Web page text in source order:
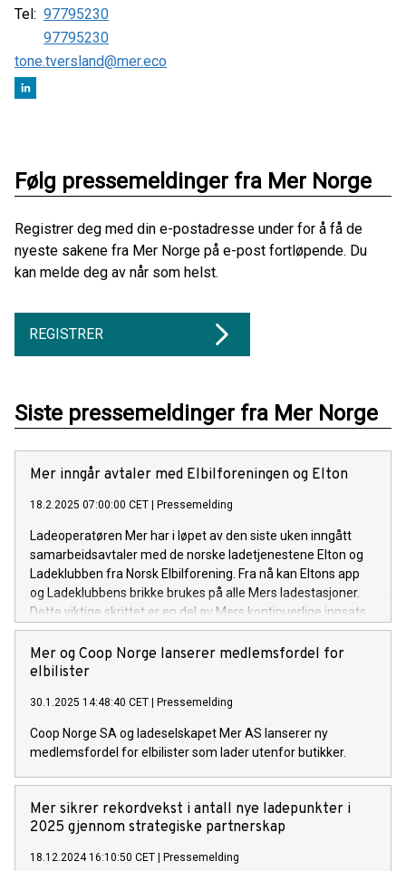
Tel: 97795230
97795230
tone.tversland@mer.eco
Følg pressemeldinger fra Mer Norge
Registrer deg med din e-postadresse under for å få de
nyeste sakene fra Mer Norge på e-post fortløpende. Du
kan melde deg av når som helst.
REGISTRER
Siste pressemeldinger fra Mer Norge
Mer inngår avtaler med Elbilforeningen og Elton
18.2.2025 07:00:00 CET | Pressemelding
Ladeoperatøren Mer har i løpet av den siste uken inngått
samarbeidsavtaler med de norske ladetjenestene Elton og
Ladeklubben fra Norsk Elbilforening. Fra nå kan Eltons app
og Ladeklubbens brikke brukes på alle Mers ladestasjoner.
Dette viktige skrittet er en del av Mers kontinuerlige innsats
for å forbedre ladeopplevelsen og tilpasse seg et endret
lademønster blant elbilister.
Mer og Coop Norge lanserer medlemsfordel for
elbilister
30.1.2025 14:48:40 CET | Pressemelding
Coop Norge SA og ladeselskapet Mer AS lanserer ny
medlemsfordel for elbilister som lader utenfor butikker.
Mer sikrer rekordvekst i antall nye ladepunkter i
2025 gjennom strategiske partnerskap
18.12.2024 16:10:50 CET | Pressemelding